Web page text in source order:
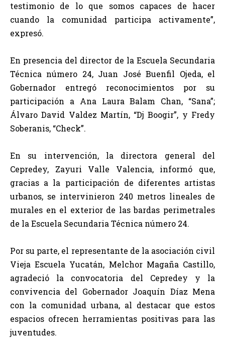
testimonio de lo que somos capaces de hacer
cuando la comunidad participa activamente”,
expresó.
En presencia del director de la Escuela Secundaria
Técnica número 24, Juan José Buenfil Ojeda, el
Gobernador entregó reconocimientos por su
participación a Ana Laura Balam Chan, “Sana”;
Álvaro David Valdez Martín, “Dj Boogir”, y Fredy
Soberanis, “Check”.
En su intervención, la directora general del
Cepredey, Zayuri Valle Valencia, informó que,
gracias a la participación de diferentes artistas
urbanos, se intervinieron 240 metros lineales de
murales en el exterior de las bardas perimetrales
de la Escuela Secundaria Técnica número 24.
Por su parte, el representante de la asociación civil
Vieja Escuela Yucatán, Melchor Magaña Castillo,
agradeció la convocatoria del Cepredey y la
convivencia del Gobernador Joaquín Díaz Mena
con la comunidad urbana, al destacar que estos
espacios ofrecen herramientas positivas para las
juventudes.